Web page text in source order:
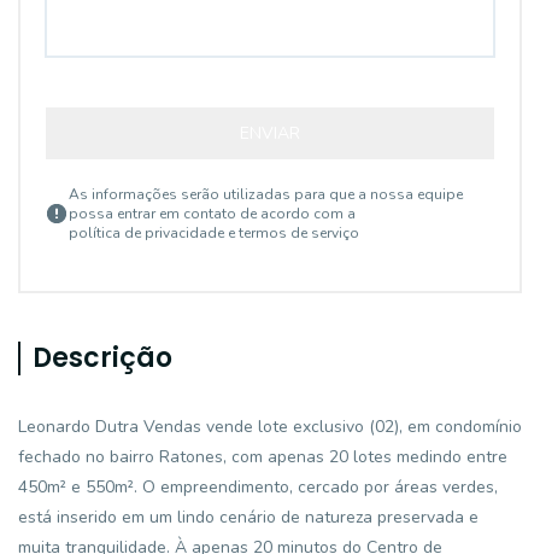
As informações serão utilizadas para que a nossa equipe
possa entrar em contato de acordo com a
política de privacidade e termos de serviço
Descrição
Leonardo Dutra Vendas vende lote exclusivo (02), em condomínio
fechado no bairro Ratones, com apenas 20 lotes medindo entre
450m² e 550m². O empreendimento, cercado por áreas verdes,
está inserido em um lindo cenário de natureza preservada e
muita tranquilidade. À apenas 20 minutos do Centro de